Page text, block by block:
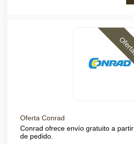
Oferta Conrad
Conrad ofrece envío gratuito a
de pedido.